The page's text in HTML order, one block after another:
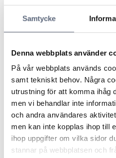
Samtycke
Denna webbplats använder
På vår webbplats används
samt tekniskt behov. Några
utrustning för att komma ihåg
men vi behandlar inte
och andra användares
men kan inte kopplas ihop till
ihop uppgifter om vilka sidor
stannar på webbplatsen och
Konsumenten grävde därför
fiberröret skulle ligga. På
5 360 kronor.
Fiberleverantören motsatte
konsumenten på eget bevåg
tomt. Vidare menade
att konsumenten själv har
innebär att han är
detta inte är något som
om. ARN konstaterade att
bevisat att han och
överenskommelse om att få